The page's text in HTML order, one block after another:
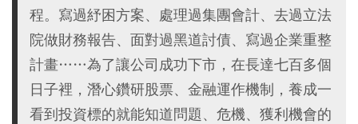
程。寫過紓困方案、處理過集團會計、去過立法
院做財務報告、面對過黑道討債、寫過企業重整
計畫……為了讓公司成功下市，在長達七百多個
日子裡，潛心鑽研股票、金融運作機制，養成一
看到投資標的就能知道問題、危機、獲利機會的